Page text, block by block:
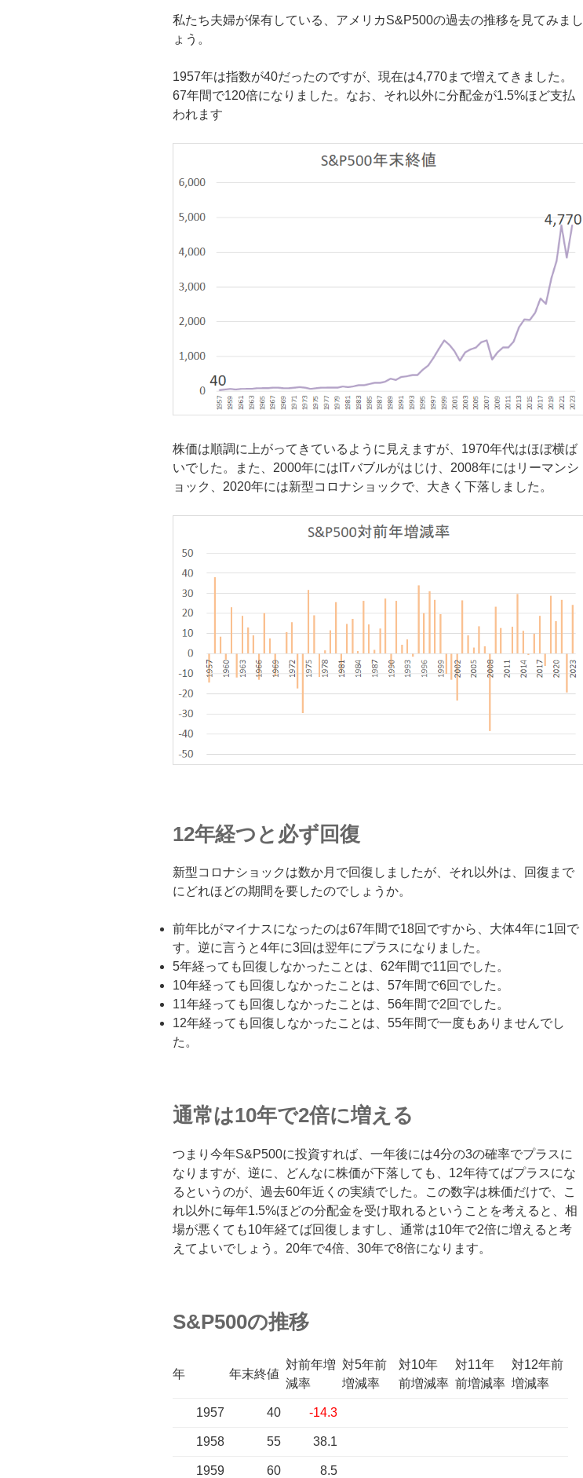
私たち夫婦が保有している、アメリカS&P500の過去の推移を見てみまし
ょう。
1957年は指数が40だったのですが、現在は4,770まで増えてきました。
67年間で120倍になりました。なお、それ以外に分配金が1.5%ほど支払
われます
株価は順調に上がってきているように見えますが、1970年代はほぼ横ば
いでした。また、2000年にはITバブルがはじけ、2008年にはリーマンシ
ョック、2020年には新型コロナショックで、大きく下落しました。
12年経つと必ず回復
新型コロナショックは数か月で回復しましたが、それ以外は、回復まで
にどれほどの期間を要したのでしょうか。
前年比がマイナスになったのは67年間で18回ですから、大体4年に1回で
す。逆に言うと4年に3回は翌年にプラスになりました。
5年経っても回復しなかったことは、62年間で11回でした。
10年経っても回復しなかったことは、57年間で6回でした。
11年経っても回復しなかったことは、56年間で2回でした。
12年経っても回復しなかったことは、55年間で一度もありませんでし
た。
通常は10年で2倍に増える
つまり今年S&P500に投資すれば、一年後には4分の3の確率でプラスに
なりますが、逆に、どんなに株価が下落しても、12年待てばプラスにな
るというのが、過去60年近くの実績でした。この数字は株価だけで、こ
れ以外に毎年1.5%ほどの分配金を受け取れるということを考えると、相
場が悪くても10年経てば回復しますし、通常は10年で2倍に増えると考
えてよいでしょう。20年で4倍、30年で8倍になります。
S&P500の推移
年 年末終値
対前年増
減率
対5年前
増減率
対10年
前増減率
対11年
前増減率
対12年前
増減率
1957 40 -14.3
1958 55 38.1
1959 60 8.5